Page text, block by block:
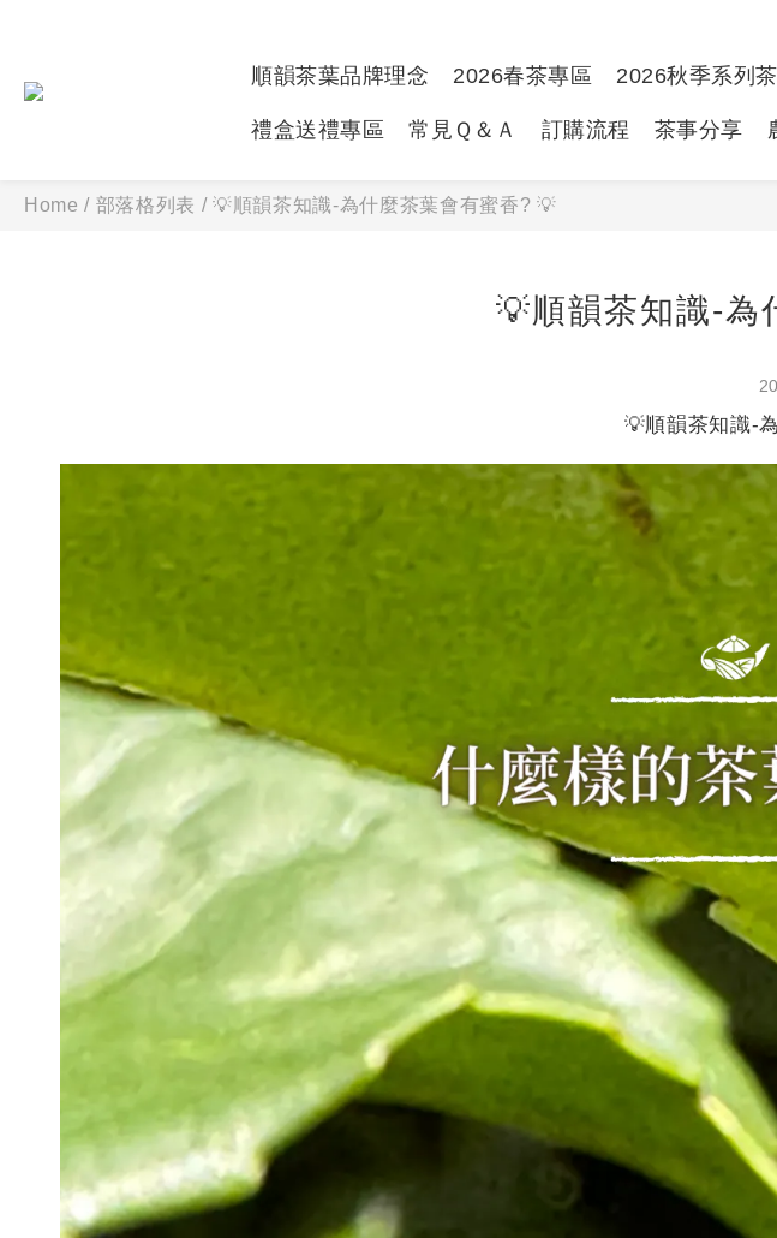
順韻茶葉品牌理念 2026春茶專區 2026秋季系列
禮盒送禮專區 常見Ｑ＆Ａ 訂購流程 茶事分享
Home / 部落格列表 /💡順韻茶知識-為什麼茶葉會有蜜香? 💡
💡順韻茶知識-為
💡順韻茶知識-